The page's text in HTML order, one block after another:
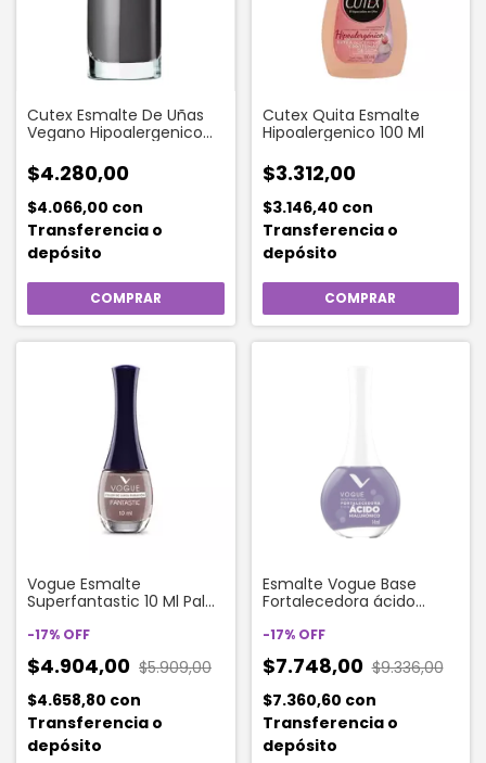
Cutex Esmalte De Uñas
Vegano Hipoalergenico
$4.280,00
$4.066,00 con
Transferencia o
depósito
Cutex Quita Esmalte
Hipoalergenico 100 Ml
$3.312,00
$3.146,40 con
Transferencia o
depósito
Vogue Esmalte
Superfantastic 10 Ml Palo
-17% OFF
$4.904,00 $5.909,00
$4.658,80 con
Transferencia o
depósito
Esmalte Vogue Base
Fortalecedora ácido
-17% OFF
$7.748,00 $9.336,00
$7.360,60 con
Transferencia o
depósito